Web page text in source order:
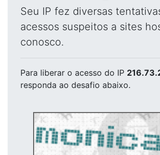
Seu IP fez diversas
acessos suspeitos a sites
conosco.
Para liberar o acesso do IP
responda ao desafio abaixo.